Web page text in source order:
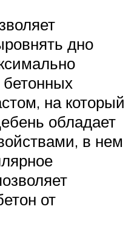
дно
бетонных
на который
обладает
в нем
от